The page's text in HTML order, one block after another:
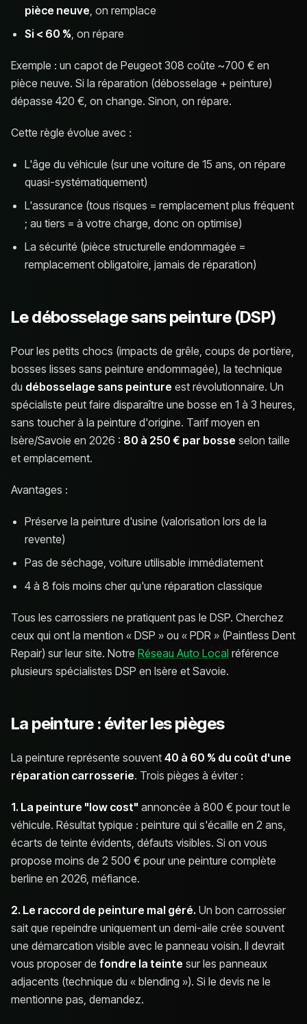
pièce neuve, on remplace
Si < 60 %, on répare
Exemple : un capot de Peugeot 308 coûte ~700 € en
pièce neuve. Si la réparation (débosselage + peinture)
dépasse 420 €, on change. Sinon, on répare.
Cette règle évolue avec :
L'âge du véhicule (sur une voiture de 15 ans, on répare
quasi-systématiquement)
L'assurance (tous risques = remplacement plus fréquent
; au tiers = à votre charge, donc on optimise)
La sécurité (pièce structurelle endommagée =
remplacement obligatoire, jamais de réparation)
Le débosselage sans peinture (DSP)
Pour les petits chocs (impacts de grêle, coups de portière,
bosses lisses sans peinture endommagée), la technique
du débosselage sans peinture est révolutionnaire. Un
spécialiste peut faire disparaître une bosse en 1 à 3 heures,
sans toucher à la peinture d'origine. Tarif moyen en
Isère/Savoie en 2026 : 80 à 250 € par bosse selon taille
et emplacement.
Avantages :
Préserve la peinture d'usine (valorisation lors de la
revente)
Pas de séchage, voiture utilisable immédiatement
4 à 8 fois moins cher qu'une réparation classique
Tous les carrossiers ne pratiquent pas le DSP. Cherchez
ceux qui ont la mention « DSP » ou « PDR » (Paintless Dent
Repair) sur leur site. Notre Réseau Auto Local référence
plusieurs spécialistes DSP en Isère et Savoie.
La peinture : éviter les pièges
La peinture représente souvent 40 à 60 % du coût d'une
réparation carrosserie. Trois pièges à éviter :
1. La peinture "low cost" annoncée à 800 € pour tout le
véhicule. Résultat typique : peinture qui s'écaille en 2 ans,
écarts de teinte évidents, défauts visibles. Si on vous
propose moins de 2 500 € pour une peinture complète
berline en 2026, méfiance.
2. Le raccord de peinture mal géré. Un bon carrossier
sait que repeindre uniquement un demi-aile crée souvent
une démarcation visible avec le panneau voisin. Il devrait
vous proposer de fondre la teinte sur les panneaux
adjacents (technique du « blending »). Si le devis ne le
mentionne pas, demandez.